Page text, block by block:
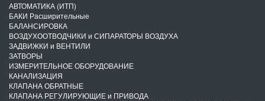
АВТОМАТИКА (ИТП)
БАКИ Расширительные
БАЛАНСИРОВКА
ВОЗДУХООТВОДЧИКИ и СИПАРАТОРЫ ВОЗДУХА
ЗАДВИЖКИ и ВЕНТИЛИ
ЗАТВОРЫ
ИЗМЕРИТЕЛЬНОЕ ОБОРУДОВАНИЕ
КАНАЛИЗАЦИЯ
КЛАПАНА ОБРАТНЫЕ
КЛАПАНА РЕГУЛИРУЮЩИЕ и ПРИВОДА